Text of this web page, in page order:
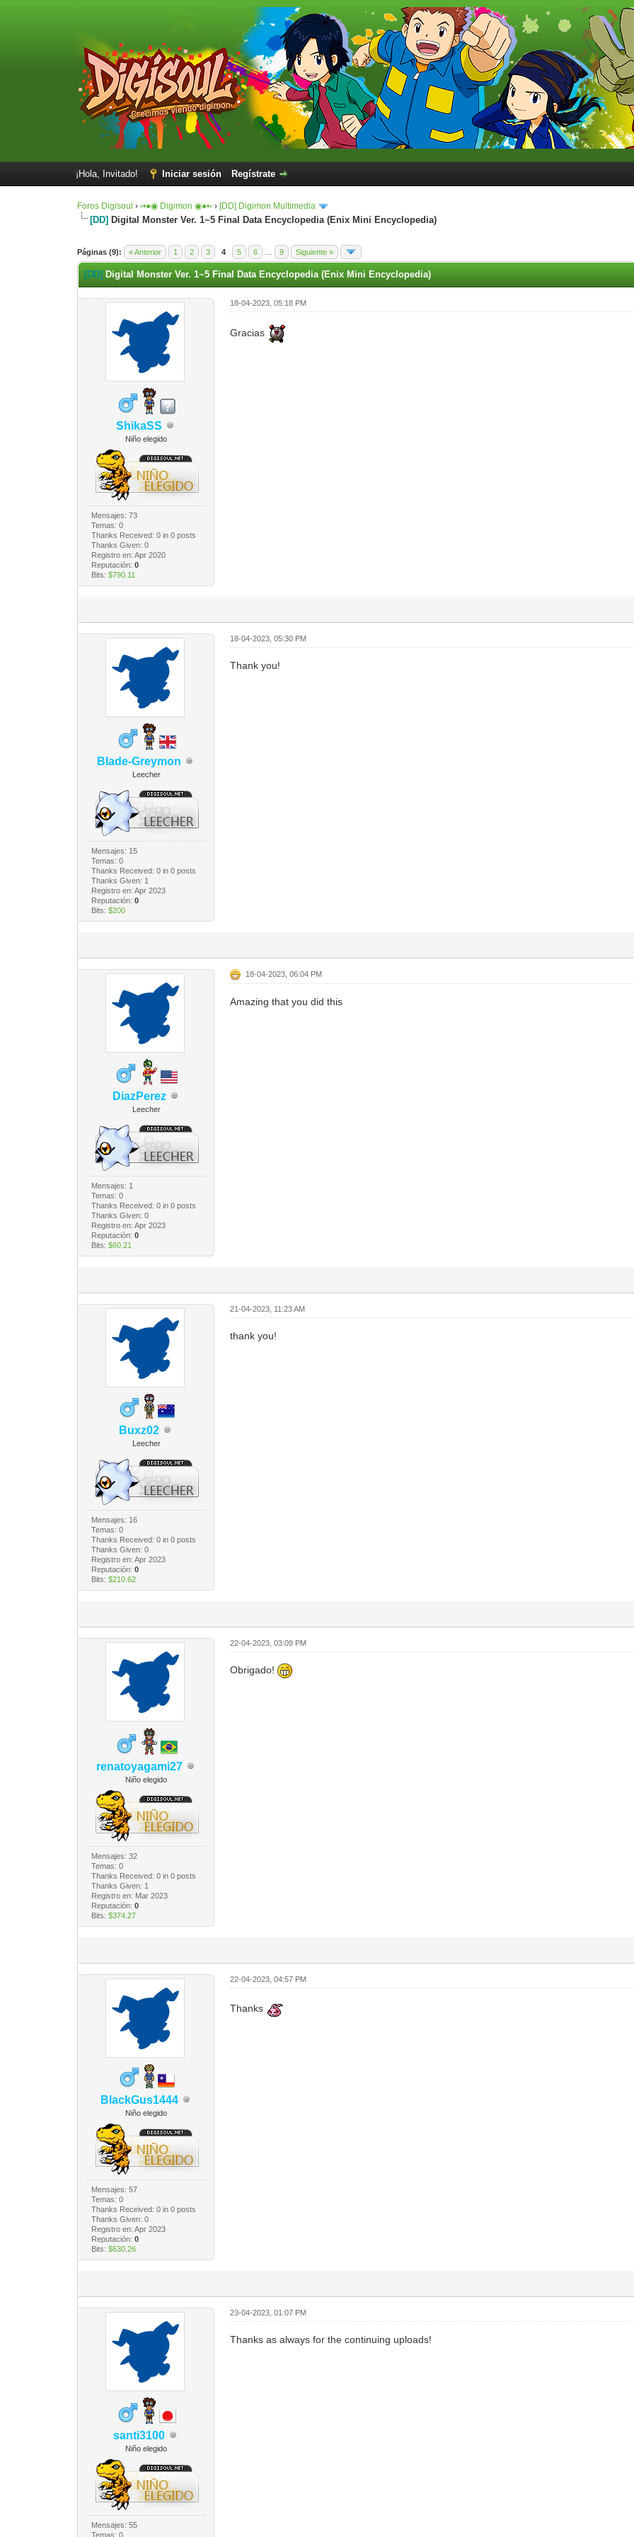
¡Hola, Invitado! Iniciar sesión Regístrate
Foros Digisoul ›◦•●◉ Digimon ◉●•◦ › [DD] Digimon Multimedia
[DD] Digital Monster Ver. 1~5 Final Data Encyclopedia (Enix Mini Encyclopedia)
Páginas (9): « Anterior 1 2 3 4 5 6 9 Siguiente »
0 voto(s) - 0 Media
1
2
3
4
5
[DD] Digital Monster Ver. 1~5 Final Data Encyclopedia (Enix Mini Encyclopedia)
ShikaSS
Niño elegido
Mensajes: 73
Temas: 0
Thanks Received: 0in 0 posts
Thanks Given: 0
Registro en: Apr 2020
Reputación: 0
Bits: $790.11
18-04-2023, 05:18 PM
Gracias
Blade-Greymon
Leecher
Mensajes: 15
Temas: 0
Thanks Received: 0in 0 posts
Thanks Given: 1
Registro en: Apr 2023
Reputación: 0
Bits: $200
18-04-2023, 05:30 PM
Thank you!
DiazPerez
Leecher
Mensajes: 1
Temas: 0
Thanks Received: 0in 0 posts
Thanks Given: 0
Registro en: Apr 2023
Reputación: 0
Bits: $60.21
18-04-2023, 06:04 PM
Amazing that you did this
Buxz02
Leecher
Mensajes: 16
Temas: 0
Thanks Received: 0in 0 posts
Thanks Given: 0
Registro en: Apr 2023
Reputación: 0
Bits: $210.62
21-04-2023, 11:23 AM
thank you!
renatoyagami27
Niño elegido
Mensajes: 32
Temas: 0
Thanks Received: 0in 0 posts
Thanks Given: 1
Registro en: Mar 2023
Reputación: 0
Bits: $374.27
22-04-2023, 03:09 PM
Obrigado!
BlackGus1444
Niño elegido
Mensajes: 57
Temas: 0
Thanks Received: 0in 0 posts
Thanks Given: 0
Registro en: Apr 2023
Reputación: 0
Bits: $630.26
22-04-2023, 04:57 PM
Thanks
santi3100
Niño elegido
Mensajes: 55
Temas: 0
23-04-2023, 01:07 PM
Thanks as always for the continuing uploads!